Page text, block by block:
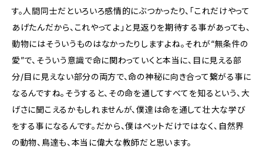
す。人間同士だといろいろ感情的にぶつかったり、「これだけやって
あげたんだから、これやってよ」と見返りを期待する事があっても、
動物にはそういうものはなかったりしますよね。それが“無条件の
愛”で、そういう意識で命に関わっていくと本当に、目に見える部
分/目に見えない部分の両方で、命の神秘に向き合って繋がる事に
なるんですね。そうすると、その命を通してすべてを知るという、大
げさに聞こえるかもしれませんが、僕達は命を通して壮大な学び
をする事になるんです。だから、僕はペットだけではなく、自然界
の動物、鳥達も、本当に偉大な教師だと思います。